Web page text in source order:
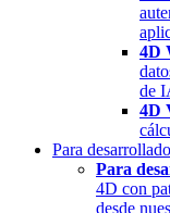
4D
de
4D
Para
Para
4D con
desde